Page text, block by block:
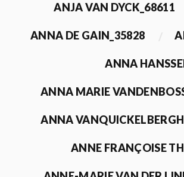
ANJA VAN DYCK_68611
ANNA DE GAIN_35828
ANNA
ANNA MARIE
ANNA
ANNE FRANÇOISE